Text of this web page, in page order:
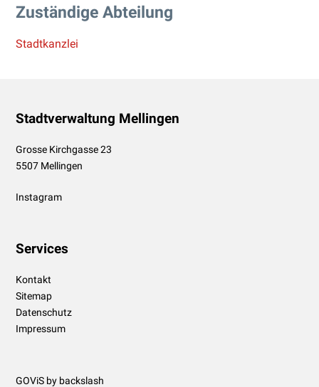
Zuständige Abteilung
Stadtkanzlei
Footer
Stadtverwaltung Mellingen
Grosse Kirchgasse 23
5507 Mellingen
Instagram
Services
Kontakt
Sitemap
Datenschutz
Impressum
GOViS by backslash